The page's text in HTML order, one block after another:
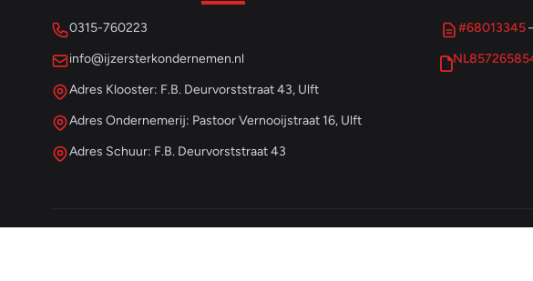
0315-760223
info@ijzersterkondernemen.nl
Adres Klooster: F.B. Deurvorststraat 43, Ulft
Adres Ondernemerij: Pastoor Vernooijstraat 16, Ulft
Adres Schuur: F.B. Deurvorststraat 43
#68013345